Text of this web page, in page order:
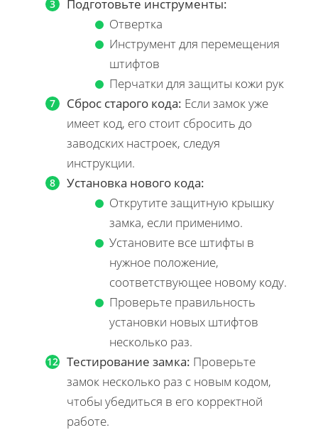
Подготовьте инструменты:
Отвертка
Инструмент для перемещения
штифтов
Перчатки для защиты кожи рук
Сброс старого кода: Если замок уже
имеет код, его стоит сбросить до
заводских настроек, следуя
инструкции.
Установка нового кода:
Открутите защитную крышку
замка, если применимо.
Установите все штифты в
нужное положение,
соответствующее новому коду.
Проверьте правильность
установки новых штифтов
несколько раз.
Тестирование замка: Проверьте
замок несколько раз с новым кодом,
чтобы убедиться в его корректной
работе.